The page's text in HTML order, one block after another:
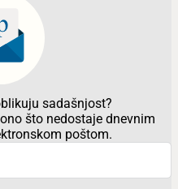
sadašnjost?
što nedostaje dnevnim
poštom.